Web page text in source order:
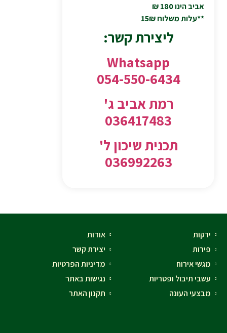
אביב הינו 180 ₪
**עלות משלוח 15₪
ליצירת קשר:
Whatsapp
054-550-6434
רמת אביב ג'
036417483
תכנית שיכון ל'
036992263
ירקות
פירות
מגשי אירוח
עשבי תיבול ופטריות
מבצעי העונה
אודות
יצירת קשר
מדיניות הפרטיות
נגישות באתר
תקנון האתר